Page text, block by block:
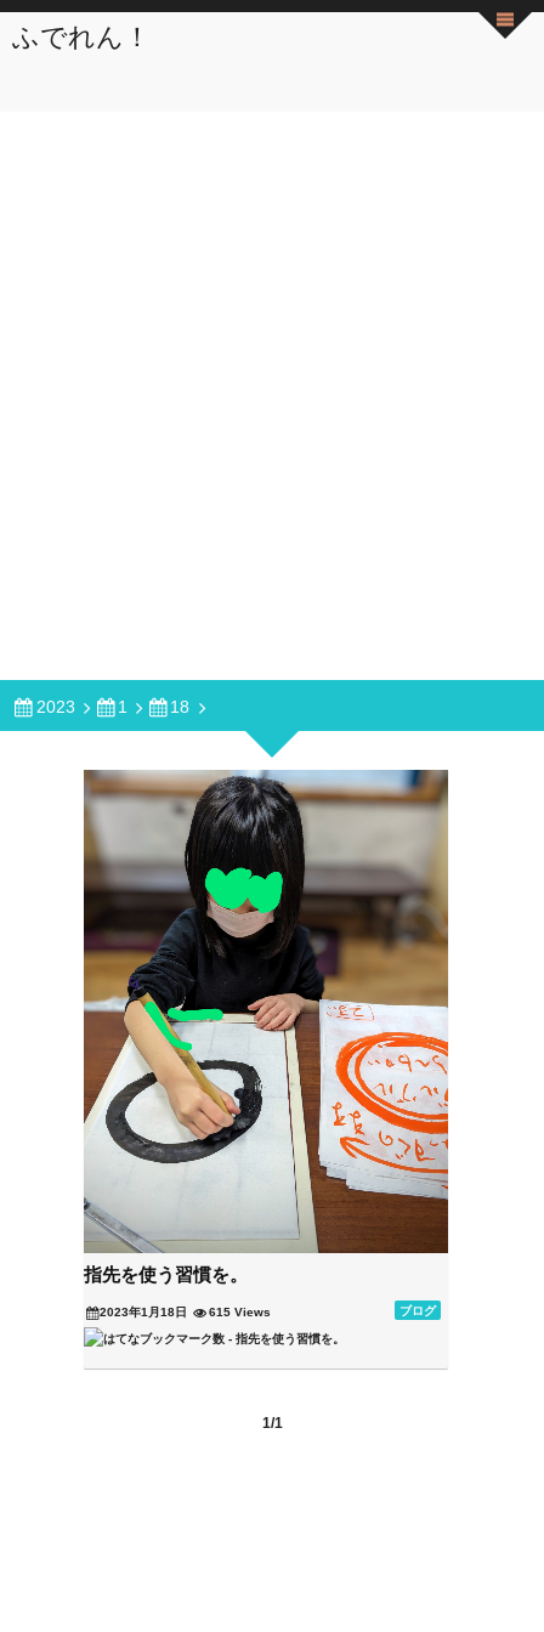
ふでれん！
2023 1 18
指先を使う習慣を。
2023年1月18日 ブログ
615 Views
1/1